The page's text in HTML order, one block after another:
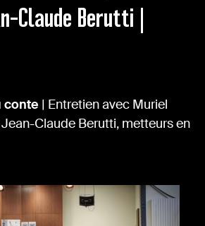
Claude Berutti |
conte | Entretien avec Muriel
Claude Berutti, metteurs en